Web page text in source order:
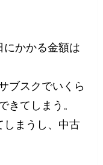
にかかる金額は
ブスクでいくら
きてしまう。
しまうし、中古